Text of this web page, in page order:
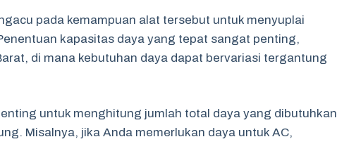
pada kemampuan alat tersebut untuk menyuplai
kapasitas daya yang tepat sangat penting,
di mana kebutuhan daya dapat bervariasi tergantung
untuk menghitung jumlah total daya yang dibutuhkan
Misalnya, jika Anda memerlukan daya untuk AC,